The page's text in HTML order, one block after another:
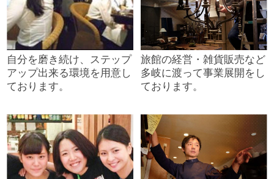
自分を磨き続け、ステップ
アップ出来る環境を用意し
ております。
旅館の経営・雑貨販売など
多岐に渡って事業展開をし
ております。